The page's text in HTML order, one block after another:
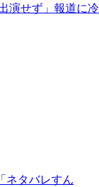
演せず」報道に冷
「ネタバレすん